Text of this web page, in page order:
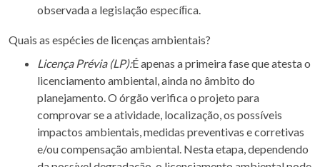
observada a legislação especíﬁca.
Quais as espécies de licenças ambientais?
Licença Prévia (LP):É apenas a primeira fase que atesta o
licenciamento ambiental, ainda no âmbito do
planejamento. O órgão verifica o projeto para
comprovar se a atividade, localização, os possíveis
impactos ambientais, medidas preventivas e corretivas
e/ou compensação ambiental. Nesta etapa, dependendo